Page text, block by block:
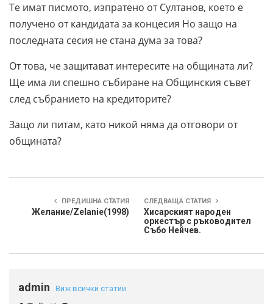
Те имат писмото, изпратено от Султанов, което е
получено от кандидата за концесия Но защо на
последната сесия не стана дума за това?
От това, че защитават интересите на общината ли?
Ще има ли спешно събиране на Общинския съвет
след събранието на кредиторите?
Защо ли питам, като никой няма да отговори от
общината?
ПРЕДИШНА СТАТИЯ
Желание/Zelanie(1998)
СЛЕДВАЩА СТАТИЯ
Хисарският народен
оркестър с ръководител
Събо Нейчев.
admin Виж всички статии